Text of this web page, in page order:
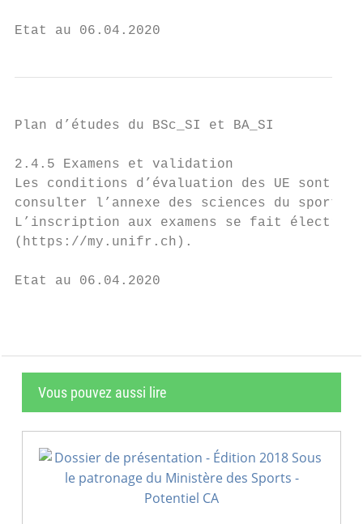
Etat au 06.04.2020
Plan d’études du BSc_SI et BA_SI
2.4.5 Examens et validation
Les conditions d’évaluation des UE sont
consulter l’annexe des sciences du
L’inscription aux examens se fait
(https://my.unifr.ch).
Etat au 06.04.2020
Vous pouvez aussi lire